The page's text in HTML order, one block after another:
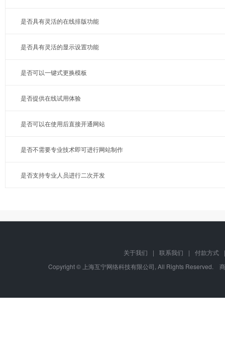
是否具有灵活的在线排版功能
是否具有灵活的显示设置功能
是否可以一键式更换模板
是否提供在线试用体验
是否可以在使用后直接开通网站
是否不需要专业技术即可进行网站制作
是否支持专业人员进行二次开发
关于我们 | 联系我们 | 付款方式
|
Copyright © 上海互宁网络科技有限公司, All Rights Reserved.